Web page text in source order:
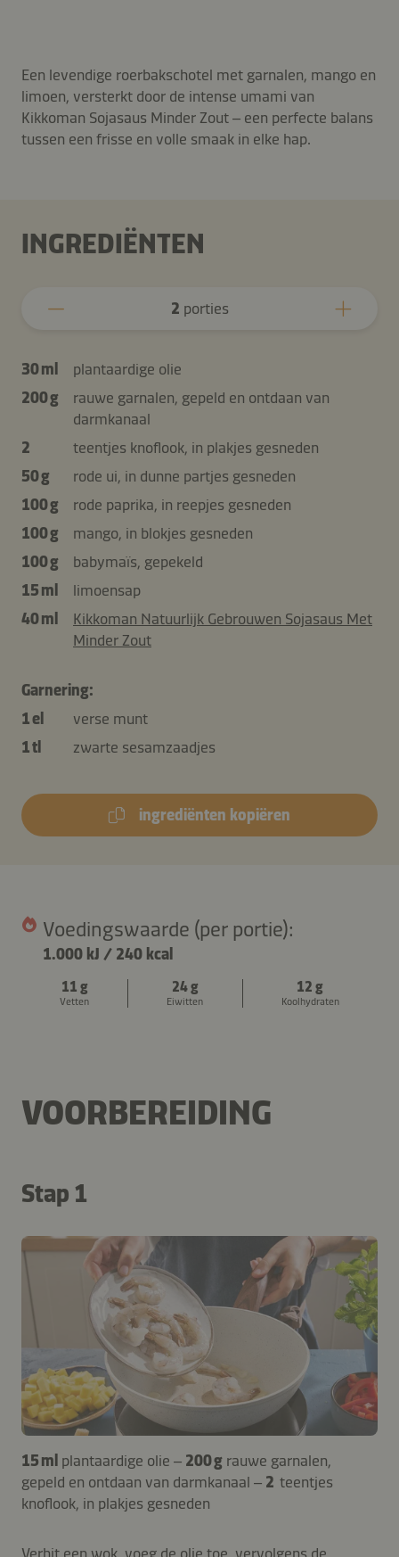
Een levendige roerbakschotel met garnalen, mango en
limoen, versterkt door de intense umami van
Kikkoman Sojasaus Minder Zout – een perfecte balans
tussen een frisse en volle smaak in elke hap.
INGREDIËNTEN
2 porties
30 ml
plantaardige olie
200 g
rauwe garnalen, gepeld en ontdaan van
darmkanaal
2
teentjes knoflook, in plakjes gesneden
50 g
rode ui, in dunne partjes gesneden
100 g
rode paprika, in reepjes gesneden
100 g
mango, in blokjes gesneden
100 g
babymaïs, gepekeld
15 ml
limoensap
40 ml
Kikkoman Natuurlijk Gebrouwen Sojasaus Met
Minder Zout
Garnering:
1 el
verse munt
1 tl
zwarte sesamzaadjes
ingrediënten kopiëren
Voedingswaarde (per portie):
1.000 kJ / 240 kcal
11 g
Vetten
24 g
Eiwitten
12 g
Koolhydraten
VOORBEREIDING
Stap 1
15 ml plantaardige olie – 200 g rauwe garnalen,
gepeld en ontdaan van darmkanaal – 2 teentjes
knoflook, in plakjes gesneden